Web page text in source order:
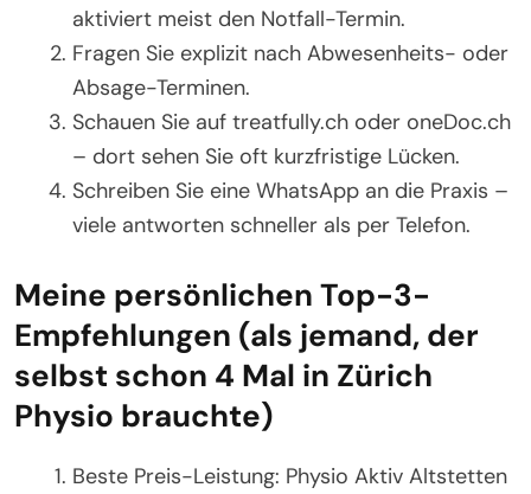
aktiviert meist den Notfall-Termin.
Fragen Sie explizit nach Abwesenheits- oder
Absage-Terminen.
Schauen Sie auf treatfully.ch oder oneDoc.ch
– dort sehen Sie oft kurzfristige Lücken.
Schreiben Sie eine WhatsApp an die Praxis –
viele antworten schneller als per Telefon.
Meine persönlichen Top-3-
Empfehlungen (als jemand, der
selbst schon 4 Mal in Zürich
Physio brauchte)
Beste Preis-Leistung: Physio Aktiv Altstetten